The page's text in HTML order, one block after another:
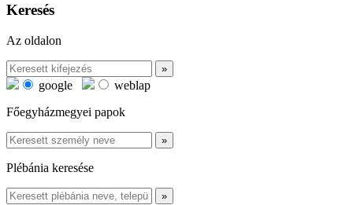
Keresés
Az oldalon
google
weblap
Főegyházmegyei papok
Plébánia keresése